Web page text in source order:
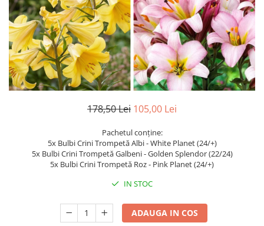
Dud
Corn
Smochin
Kaki
Mosmon
178,50 Lei 105,00 Lei
Pachetul conține:
5x Bulbi Crini Trompetă Albi - White Planet (24/+)
5x Bulbi Crini Trompetă Galbeni - Golden Splendor (22/24)
5x Bulbi Crini Trompetă Roz - Pink Planet (24/+)
IN STOC
ADAUGA IN COS